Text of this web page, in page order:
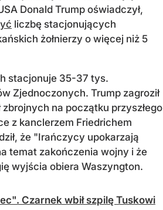
Donald Trump oświadczył,
liczbę stacjonujących
żołnierzy o więcej niż 5
stacjonuje 35-37 tys.
Zjednoczonych. Trump zagroził
zbrojnych na początku przyszłego
z kanclerzem Friedrichem
że "Irańczycy upokarzają
temat zakończenia wojny i że
wyjścia obiera Waszyngton.
Czarnek wbił szpilę Tuskowi